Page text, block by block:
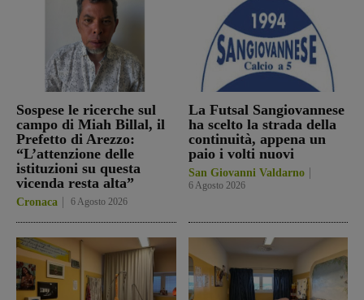
Sospese le ricerche sul
campo di Miah Billal, il
Prefetto di Arezzo:
“L’attenzione delle
istituzioni su questa
vicenda resta alta”
Cronaca 6 Agosto 2026
La Futsal Sangiovannese
ha scelto la strada della
continuità, appena un
paio i volti nuovi
San Giovanni Valdarno
6 Agosto 2026